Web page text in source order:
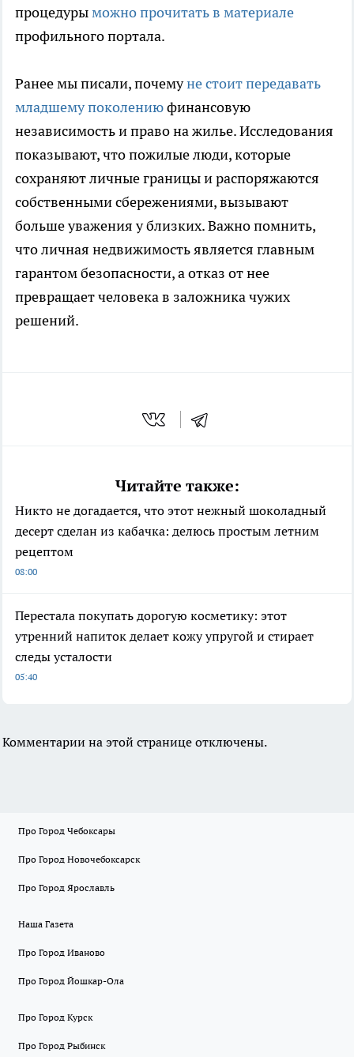
процедурыможно прочитать в материале
профильного портала.
Ранее мы писали, почемуне стоит передавать
младшему поколениюфинансовую
независимость и право на жилье. Исследования
показывают, что пожилые люди, которые
сохраняют личные границы и распоряжаются
собственными сбережениями, вызывают
больше уважения у близких. Важно помнить,
что личная недвижимость является главным
гарантом безопасности, а отказ от нее
превращает человека в заложника чужих
решений.
Читайте также:
Никто не догадается, что этот нежный шоколадный
десерт сделан из кабачка: делюсь простым летним
рецептом
08:00
Перестала покупать дорогую косметику: этот
утренний напиток делает кожу упругой и стирает
следы усталости
05:40
Комментарии на этой странице отключены.
Про Город Чебоксары
Про Город Новочебоксарск
Про Город Ярославль
Наша Газета
Про Город Иваново
Про Город Йошкар-Ола
Про Город Курск
Про Город Рыбинск